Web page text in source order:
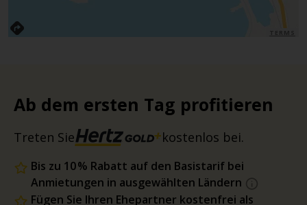
Ab dem ersten Tag profitieren
Treten Sie kostenlos bei.
Bis zu 10 % Rabatt auf den Basistarif bei
Anmietungen in ausgewählten Ländern
Fügen Sie Ihren Ehepartner kostenfrei als